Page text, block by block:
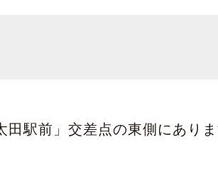
駅前」交差点の東側にありま